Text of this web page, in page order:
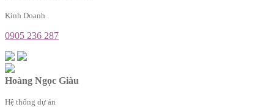
Kinh Doanh
0905 236 287
Hoàng Ngọc Giàu
Hệ thống dự án